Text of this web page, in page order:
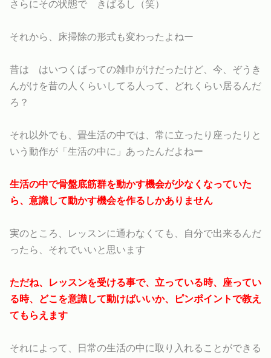
さらにその状態で きばるし（笑）
それから、床掃除の形式も変わったよねー
昔は はいつくばっての雑巾がけだったけど、今、ぞうき
んがけを昔の人くらいしてる人って、どれくらい居るんだ
ろ？
それ以外でも、畳生活の中では、常に立ったり座ったりと
いう動作が「生活の中に」あったんだよねー
生活の中で骨盤底筋群を動かす機会が少なくなっていた
ら、意識して動かす機会を作るしかありません
実のところ、レッスンに通わなくても、自分で出来るんだ
ったら、それでいいと思います
ただね、レッスンを受ける事で、立っている時、座ってい
る時、どこを意識して動けばいいか、ピンポイントで教え
てもらえます
それによって、日常の生活の中に取り入れることができる